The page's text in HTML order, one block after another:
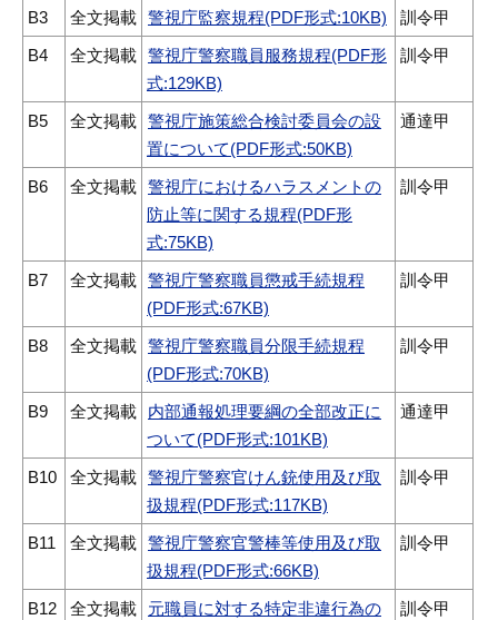
B3 全文掲載 警視庁監察規程(PDF形式:10KB)
訓令甲
B4
全文掲載 警視庁警察職員服務規程(PDF形
式:129KB)
訓令甲
B5 全文掲載 警視庁施策総合検討委員会の設
置について(PDF形式:50KB)
通達甲
B6 全文掲載 警視庁におけるハラスメントの
防止等に関する規程(PDF形
式:75KB)
訓令甲
B7 全文掲載 警視庁警察職員懲戒手続規程
(PDF形式:67KB)
訓令甲
B8 全文掲載 警視庁警察職員分限手続規程
(PDF形式:70KB)
訓令甲
B9 全文掲載
内部通報処理要綱の全部改正に
ついて(PDF形式:101KB)
通達甲
B10 全文掲載 警視庁警察官けん銃使用及び取
扱規程(PDF形式:117KB)
訓令甲
B11 全文掲載 警視庁警察官警棒等使用及び取
扱規程(PDF形式:66KB)
訓令甲
B12 全文掲載
元職員に対する特定非違行為の
訓令甲